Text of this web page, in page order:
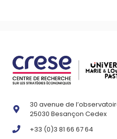
30 avenue de
25030 Besançon Cedex
+33 (0)3 81 66 67 64